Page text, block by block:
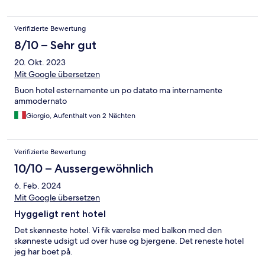
Verifizierte Bewertung
8/10 – Sehr gut
20. Okt. 2023
Mit Google übersetzen
Buon hotel esternamente un po datato ma internamente
ammodernato
Giorgio, Aufenthalt von 2 Nächten
Verifizierte Bewertung
10/10 – Aussergewöhnlich
6. Feb. 2024
Mit Google übersetzen
Hyggeligt rent hotel
Det skønneste hotel. Vi fik værelse med balkon med den
skønneste udsigt ud over huse og bjergene. Det reneste hotel
jeg har boet på.